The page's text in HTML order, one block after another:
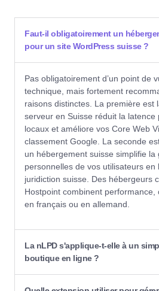
Faut-il obligatoirement un
pour un site WordPress suisse ?
Pas obligatoirement d’un point de
technique, mais fortement
raisons distinctes. La première est
serveur en Suisse réduit la latence
locaux et améliore vos Core Web
classement Google. La seconde
un hébergement suisse simplifie
personnelles de vos utilisateurs en
juridiction suisse. Des hébergeurs
Hostpoint combinent performance,
en français ou en allemand.
La nLPD s'applique-t-elle à un
boutique en ligne ?